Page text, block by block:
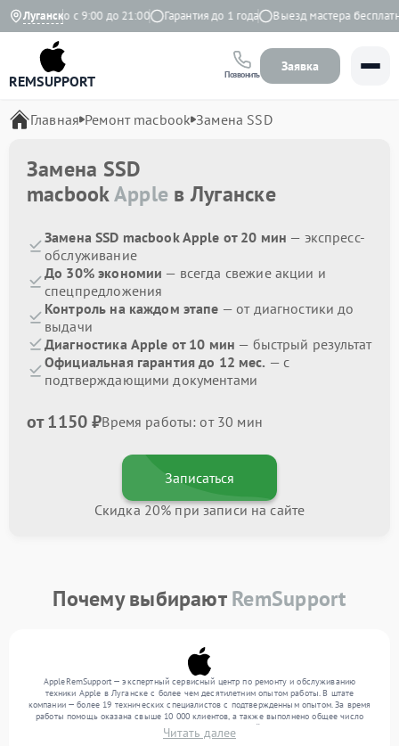
Луганскс 9:00 до 21:00 Гарантия до 1 года Выезд мастера бесплатно
REMSUPPORT Позвонить
Заявка
Главная Ремонт macbook Замена SSD
Замена SSD
macbookApple в Луганске
Замена SSD macbook Apple от 20 мин — экспресс-
обслуживание
До 30% экономии — всегда свежие акции и
спецпредложения
Контроль на каждом этапе — от диагностики до
выдачи
Диагностика Apple от 10 мин — быстрый результат
Официальная гарантия до 12 мес. — с
подтверждающими документами
от 1150 ₽Время работы: от 30 мин
Записаться
Скидка 20% при записи на сайте
Почему выбираютRemSupport
AppleRemSupport — экспертный сервисный центр по ремонту и обслуживанию
техники Apple в Луганске с более чем десятилетним опытом работы. В штате
компании — более 19 технических специалистов с подтвержденным опытом. За время
работы помощь оказана свыше 10 000 клиентов, а также выполнено общее число
ремонтов превысило 12 000. Ежемесячно в сервисный центр поступает от 300
устройств, включая , , . Мы выполняем ремонт различного уровня сложности и
Читать далее